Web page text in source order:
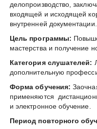
делопроизводство,
входящей и исходящей
внутренней документации.
Цель программы:
мастерства и получение
Категория слушателей:
дополнительную
Форма обучения:
применяются
и электронное обучение.
Период повторного